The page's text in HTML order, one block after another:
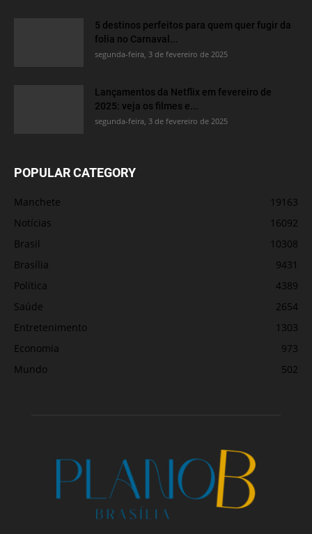
5 destinos perfeitos para quem quer fugir da
folia no Carnaval...
segunda-feira, 3 de fevereiro de 2025
Lançamentos da Netflix em fevereiro de
2025: veja os filmes e...
segunda-feira, 3 de fevereiro de 2025
POPULAR CATEGORY
Manchete
19163
Notícias
16092
Brasil
10308
Brasília
9431
Política
4389
Saúde
2654
Entretenimento
1303
Economia
973
Mundo
502